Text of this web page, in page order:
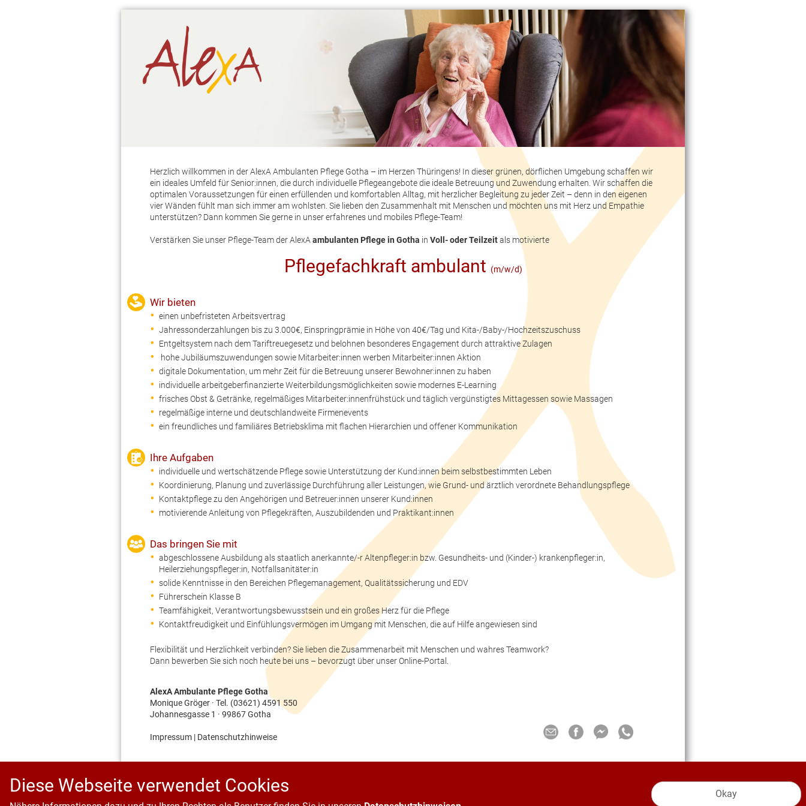
Herzlich willkommen in der AlexA Ambulanten Pflege Gotha – im Herzen Thüringens! In dieser grünen, dörflichen Umgebung schaffen wir
ein ideales Umfeld für Senior:innen, die durch individuelle Pflegeangebote die ideale Betreuung und Zuwendung erhalten. Wir schaffen die
optimalen Voraussetzungen für einen erfüllenden und komfortablen Alltag, mit herzlicher Begleitung zu jeder Zeit – denn in den eigenen
vier Wänden fühlt man sich immer am wohlsten. Sie lieben den Zusammenhalt mit Menschen und möchten uns mit Herz und Empathie
unterstützen? Dann kommen Sie gerne in unser erfahrenes und mobiles Pflege-Team!
Verstärken Sie unser Pflege-Team der AlexA ambulanten Pflege in Gotha in Voll- oder Teilzeitals motivierte
Pflegefachkraft ambulant (m/w/d)
Wir bieten
einen unbefristeten Arbeitsvertrag
Jahressonderzahlungen bis zu 3.000€, Einspringprämie in Höhe von 40€/Tag und Kita-/Baby-/Hochzeitszuschuss
Entgeltsystem nach dem Tariftreuegesetz und belohnen besonderes Engagement durch attraktive Zulagen
hohe Jubiläumszuwendungen sowie Mitarbeiter:innen werben Mitarbeiter:innen Aktion
digitale Dokumentation, um mehr Zeit für die Betreuung unserer Bewohner:innen zu haben
individuelle arbeitgeberfinanzierte Weiterbildungsmöglichkeiten sowie modernes E-Learning
frisches Obst & Getränke, regelmäßiges Mitarbeiter:innenfrühstück und täglich vergünstigtes Mittagessen sowie Massagen
regelmäßige interne und deutschlandweite Firmenevents
ein freundliches und familiäres Betriebsklima mit flachen Hierarchien und offener Kommunikation
Ihre Aufgaben
individuelle und wertschätzende Pflege sowie Unterstützung der Kund:innen beim selbstbestimmten Leben
Koordinierung, Planung und zuverlässige Durchführung aller Leistungen, wie Grund- und ärztlich verordnete Behandlungspflege
Kontaktpflege zu den Angehörigen und Betreuer:innen unserer Kund:innen
motivierende Anleitung von Pflegekräften, Auszubildenden und Praktikant:innen
Das bringen Sie mit
abgeschlossene Ausbildung als staatlich anerkannte/-r Altenpfleger:in bzw. Gesundheits- und (Kinder-) krankenpfleger:in,
Heilerziehungspfleger:in, Notfallsanitäter:in
solide Kenntnisse in den Bereichen Pflegemanagement, Qualitätssicherung und EDV
Führerschein Klasse B
Teamfähigkeit, Verantwortungsbewusstsein und ein großes Herz für die Pflege
Kontaktfreudigkeit und Einfühlungsvermögen im Umgang mit Menschen, die auf Hilfe angewiesen sind
Flexibilität und Herzlichkeit verbinden? Sie lieben die Zusammenarbeit mit Menschen und wahres Teamwork?
Dann bewerben Sie sich noch heute bei uns – bevorzugt über unser Online-Portal.
AlexA Ambulante Pflege Gotha
Monique Gröger · Tel. (03621) 4591 550
Johannesgasse 1 · 99867 Gotha
Impressum | Datenschutzhinweise
Diese Webseite verwendet Cookies Okay